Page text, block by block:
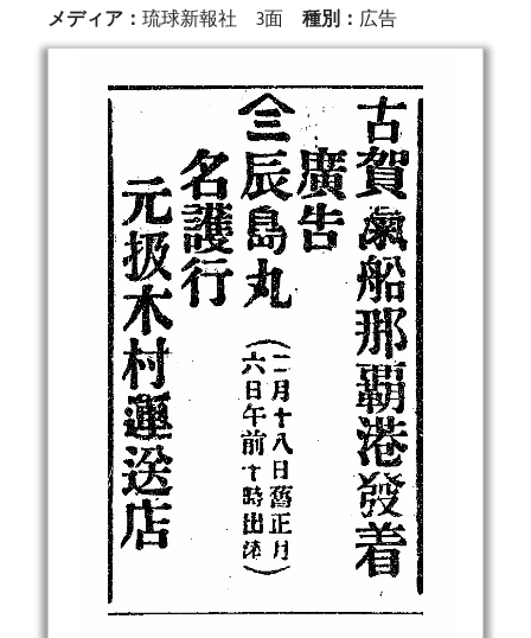
メディア： 琉球新報社 3面 種別： 広告